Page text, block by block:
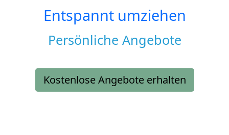
Entspannt umziehen
Persönliche Angebote
Kostenlose Angebote erhalten